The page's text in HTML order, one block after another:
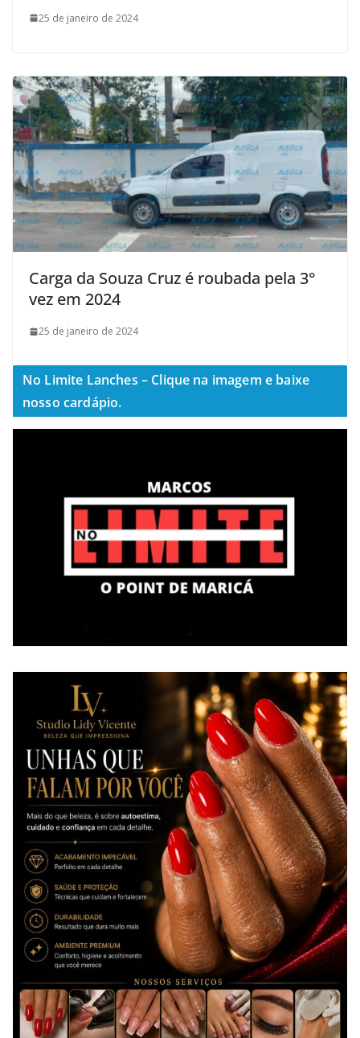
25 de janeiro de 2024
Carga da Souza Cruz é roubada pela 3°
vez em 2024
25 de janeiro de 2024
No Limite Lanches – Clique na imagem e baixe
nosso cardápio.